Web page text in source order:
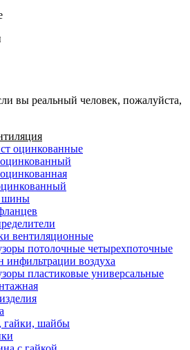
вы реальный человек, пожалуйста,
оцинкованные
шины
вентиляционные
потолочные четырехпоточные
инфильтрации воздуха
пластиковые универсальные
гайки, шайбы